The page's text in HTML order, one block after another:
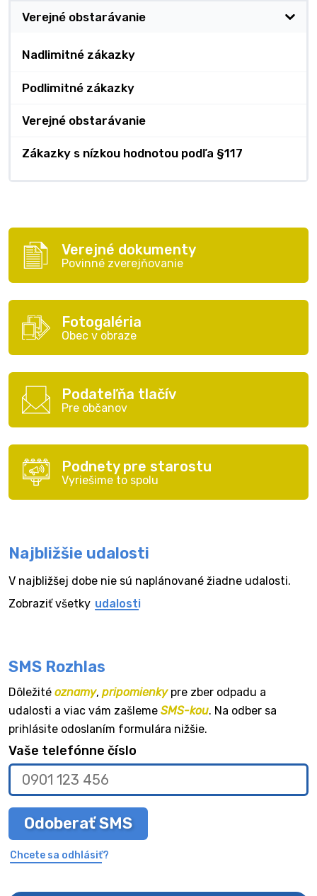
Verejné obstarávanie
Nadlimitné zákazky
Podlimitné zákazky
Verejné obstarávanie
Zákazky s nízkou hodnotou podľa §117
Verejné dokumenty
Povinné zverejňovanie
Fotogaléria
Obec v obraze
Podateľňa tlačív
Pre občanov
Podnety pre starostu
Vyriešime to spolu
Najbližšie udalosti
V najbližšej dobe nie sú naplánované žiadne udalosti.
Zobraziť všetky udalosti
SMS Rozhlas
Dôležité oznamy, pripomienkypre zber odpadu a
udalosti a viac vám zašleme SMS-kou. Na odber sa
prihlásite odoslaním formulára nižšie.
Vaše telefónne číslo
Odoberať SMS
Chcete sa odhlásiť?